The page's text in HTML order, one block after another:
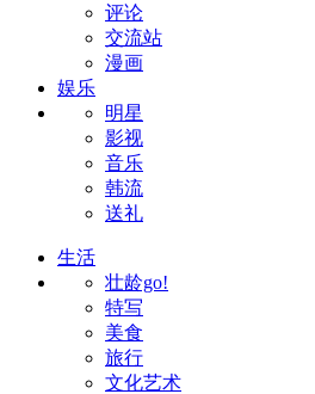
评论
交流站
漫画
娱乐
明星
影视
音乐
韩流
送礼
生活
壮龄go!
特写
美食
旅行
文化艺术